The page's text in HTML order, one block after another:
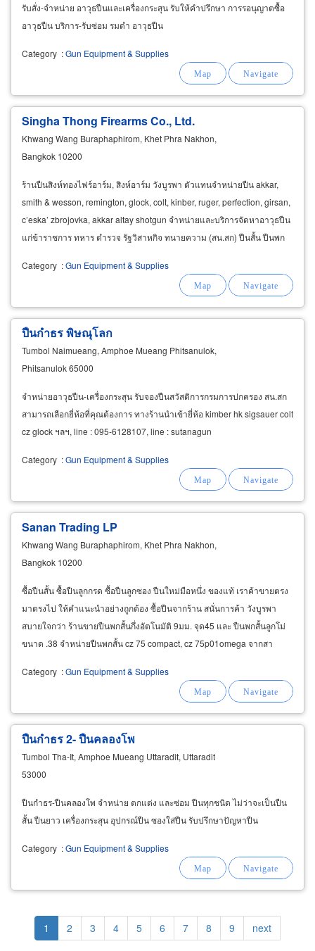
รับสั่ง-จำหน่าย อาวุธปืนและเครื่องกระสุน รับให้คำปรึกษา การรอนุญาตซื้อ
อาวุธปืน บริการ-รับซ่อม รมดำ อาวุธปืน
Category :Gun Equipment & Supplies
Singha Thong Firearms Co., Ltd.
Khwang Wang Buraphaphirom, Khet Phra Nakhon,
Bangkok 10200
ร้านปืนสิงห์ทองไฟร์อาร์ม, สิงห์อาร์ม วังบูรพา ตัวแทนจำหน่ายปืน akkar,
smith & wesson, remington, glock, colt, kinber, ruger, perfection, girsan,
c’eska’ zbrojovka, akkar altay shotgun จำหน่ายและบริการจัดหาอาวุธปืน
แก่ข้าราชการ ทหาร ตำรวจ รัฐวิสาหกิจ ทนายความ (สน.สก) ปืนสั้น ปืนพก
Category :Gun Equipment & Supplies
ปืนกำธร พิษณุโลก
Tumbol Naimueang, Amphoe Mueang Phitsanulok,
Phitsanulok 65000
จำหน่ายอาวุธปืน-เครื่องกระสุน รับจองปืนสวัสดิการกรมการปกครอง สน.สก
สามารถเลือกยี่ห้อที่คุณต้องการ ทางร้านนำเข้ายี่ห้อ kimber hk sigsauer colt
cz glock ฯลฯ, line : 095-6128107, line : sutanagun
Category :Gun Equipment & Supplies
Sanan Trading LP
Khwang Wang Buraphaphirom, Khet Phra Nakhon,
Bangkok 10200
ซื้อปืนสั้น ซื้อปืนลูกกรด ซื้อปืนลูกซอง ปืนใหม่มือหนึ่ง ของแท้ เราค้าขายตรง
มาตรงไป ให้คำแนะนำอย่างถูกต้อง ซื้อปืนจากร้าน สนั่นการค้า วังบูรพา
สบายใจกว่า ร้านขายปืนพกสั้นกึ่งอัตโนมัติ 9มม. จุด45 และ ปืนพกสั้นลูกโม่
ขนาด .38 จำหน่ายปืนพกสั้น cz 75 compact, cz 75p01omega จากสา
Category :Gun Equipment & Supplies
ปืนกำธร 2- ปืนคลองโพ
Tumbol Tha-It, Amphoe Mueang Uttaradit, Uttaradit
53000
ปืนกำธร-ปืนคลองโพ จำหน่าย ตกแต่ง และซ่อม ปืนทุกชนิด ไม่ว่าจะเป็นปืน
สั้น ปืนยาว เครื่องกระสุน อุปกรณ์ปืน ซองใส่ปืน รับปรึกษาปัญหาปืน
Category :Gun Equipment & Supplies
Pagination
Current
page
1 Page
2 Page
3 Page
4 Page
5 Page
6 Page
7 Page
8 Page
9
Next
page
next